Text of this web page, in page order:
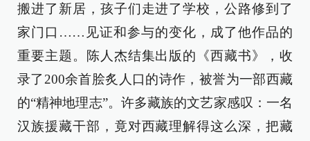
搬进了新居，孩子们走进了学校，公路修到了
家门口……见证和参与的变化，成了他作品的
重要主题。陈人杰结集出版的《西藏书》，收
录了200余首脍炙人口的诗作，被誉为一部西藏
的“精神地理志”。许多藏族的文艺家感叹：一名
汉族援藏干部，竟对西藏理解得这么深，把藏